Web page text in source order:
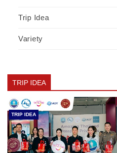
Trip Idea
Variety
TRIP IDEA
TRIP IDEA